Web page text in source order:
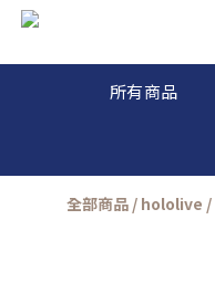
所有商品
全部商品 / hololive /